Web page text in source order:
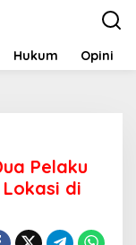
Hukum Opini
Pelaku
di